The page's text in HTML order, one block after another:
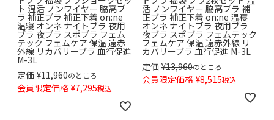
ト 温活 ノンワイヤー 脇高ブ
ラ 補正ブラ 補正下着 on:ne
温寝 オンネ ナイトブラ 夜用
ブラ 夜ブラ スポブラ フェム
テック フェムケア 保温 遠赤
外線 リカバリーブラ 血行促進
M-3L
定価 ¥11,960のところ
会員限定価格 ¥7,295税込
活 ノンワイヤー 脇高ブラ 補
正ブラ 補正下着 on:ne 温寝
オンネ ナイトブラ 夜用ブラ
夜ブラ スポブラ フェムテック
フェムケア 保温 遠赤外線 リ
カバリーブラ 血行促進 M-3L
定価 ¥13,960のところ
会員限定価格 ¥8,515税込